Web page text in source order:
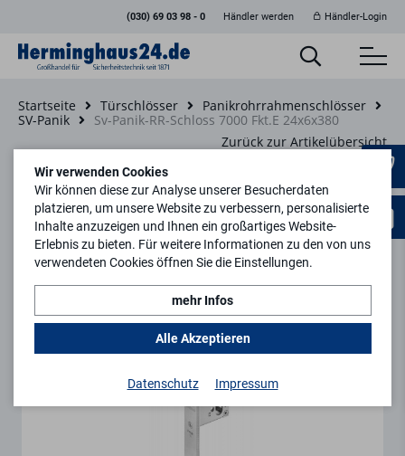
(030) 69 03 98 - 0 Händler werden Händler-Login
Startseite Türschlösser
Panikrohrrahmenschlösser
SV-Panik
Sv-Panik-RR-Schloss 7000 Fkt.E 24x6x380
Zurück zur Artikelübersicht
Wir verwenden Cookies
Wir können diese zur Analyse unserer Besucherdaten
platzieren, um unsere Website zu verbessern, personalisierte
Inhalte anzuzeigen und Ihnen ein großartiges Website-
Erlebnis zu bieten. Für weitere Informationen zu den von uns
verwendeten Cookies öffnen Sie die Einstellungen.
mehr Infos
Alle Akzeptieren
Datenschutz Impressum